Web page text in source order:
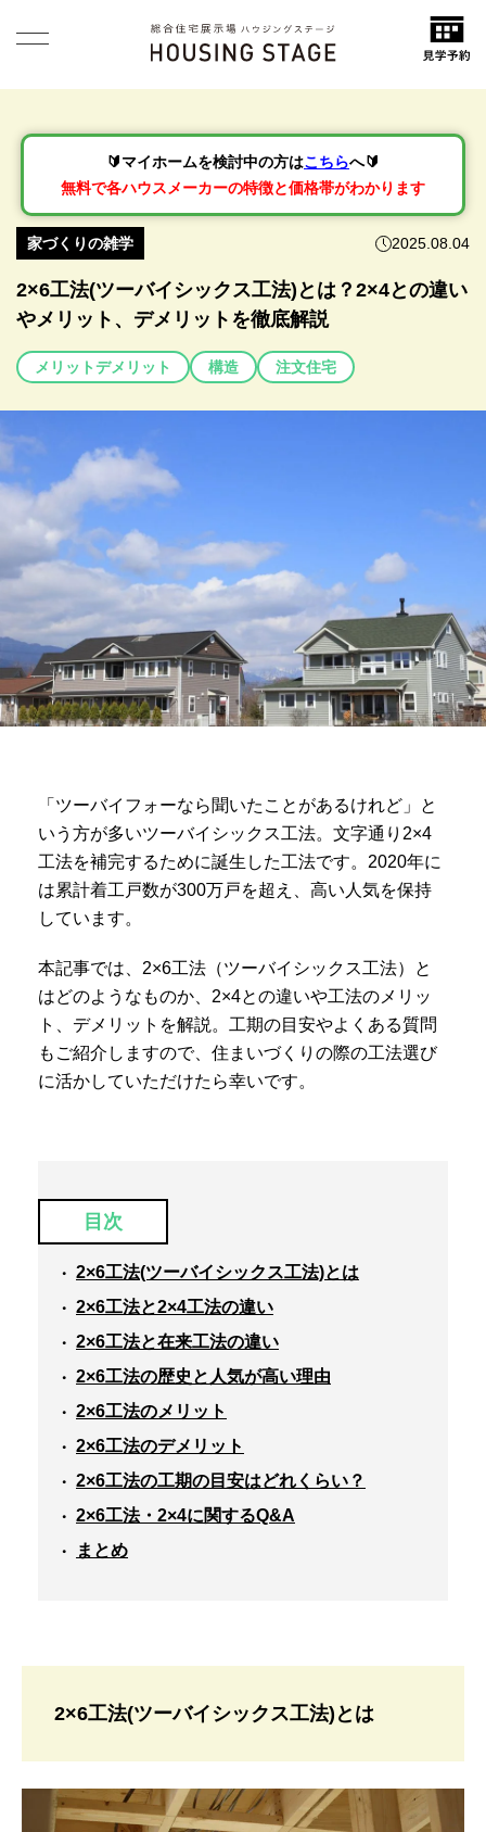
🔰マイホームを検討中の方はこちらへ🔰
無料で各ハウスメーカーの特徴と価格帯がわかります
家づくりの雑学 2025.08.04
2×6工法(ツーバイシックス工法)とは？2×4との違い
やメリット、デメリットを徹底解説
メリットデメリット 構造 注文住宅
「ツーバイフォーなら聞いたことがあるけれど」と
いう方が多いツーバイシックス工法。文字通り2×4
工法を補完するために誕生した工法です。2020年に
は累計着工戸数が300万戸を超え、高い人気を保持
しています。
本記事では、2×6工法（ツーバイシックス工法）と
はどのようなものか、2×4との違いや工法のメリッ
ト、デメリットを解説。工期の目安やよくある質問
もご紹介しますので、住まいづくりの際の工法選び
に活かしていただけたら幸いです。
目次
2×6工法(ツーバイシックス工法)とは
2×6工法と2×4工法の違い
2×6工法と在来工法の違い
2×6工法の歴史と人気が高い理由
2×6工法のメリット
2×6工法のデメリット
2×6工法の工期の目安はどれくらい？
2×6工法・2×4に関するQ&A
まとめ
2×6工法(ツーバイシックス工法)とは